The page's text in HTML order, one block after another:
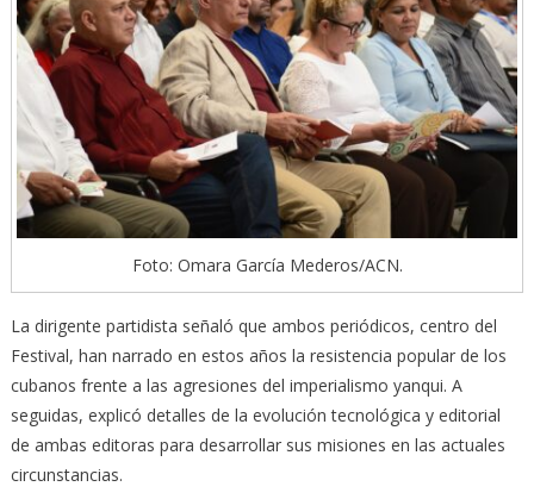
Foto: Omara García Mederos/ACN.
La dirigente partidista señaló que ambos periódicos, centro del
Festival, han narrado en estos años la resistencia popular de los
cubanos frente a las agresiones del imperialismo yanqui. A
seguidas, explicó detalles de la evolución tecnológica y editorial
de ambas editoras para desarrollar sus misiones en las actuales
circunstancias.